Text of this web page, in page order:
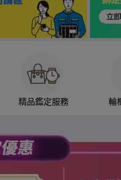
精品鑑定服務 輪